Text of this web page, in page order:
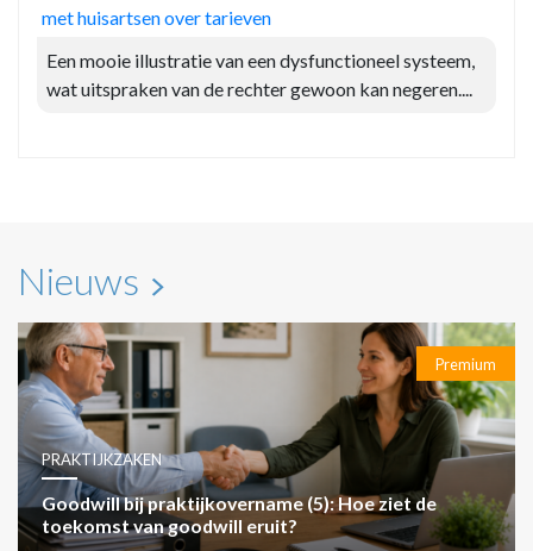
met huisartsen over tarieven
Een mooie illustratie van een dysfunctioneel systeem,
wat uitspraken van de rechter gewoon kan negeren....
Nieuws
Premium
PRAKTIJKZAKEN
Goodwill bij praktijkovername (5): Hoe ziet de
toekomst van goodwill eruit?